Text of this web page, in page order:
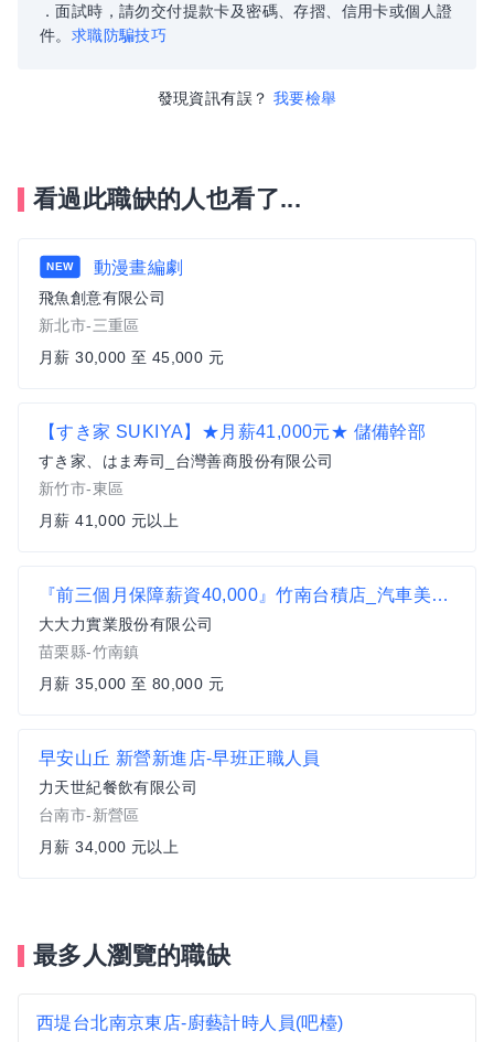
．面試時，請勿交付提款卡及密碼、存摺、信用卡或個人證
件。 求職防騙技巧
發現資訊有誤？ 我要檢舉
看過此職缺的人也看了...
NEW 動漫畫編劇
飛魚創意有限公司
新北市-三重區
月薪 30,000 至 45,000 元
【すき家 SUKIYA】★月薪41,000元★ 儲備幹部
すき家、はま寿司_台灣善商股份有限公司
新竹市-東區
月薪 41,000 元以上
『前三個月保障薪資40,000』竹南台積店_汽車美容鍍膜(技師/半技師/學徒)
大大力實業股份有限公司
苗栗縣-竹南鎮
月薪 35,000 至 80,000 元
早安山丘 新營新進店-早班正職人員
力天世紀餐飲有限公司
台南市-新營區
月薪 34,000 元以上
最多人瀏覽的職缺
西堤台北南京東店-廚藝計時人員(吧檯)